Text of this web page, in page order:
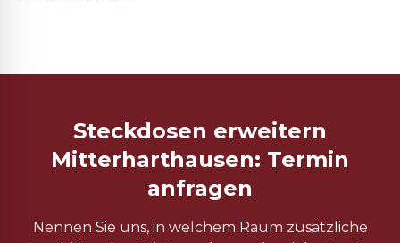
Steckdosen erweitern
Mitterharthausen: Termin
anfragen
Nennen Sie uns, in welchem Raum zusätzliche